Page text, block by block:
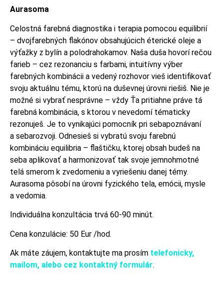
Aurasoma
Celostná farebná diagnostika i terapia pomocou equilibrií
– dvojfarebných flakónov obsahujúcich éterické oleje a
výťažky z bylín a polodrahokamov. Naša duša hovorí rečou
farieb – cez rezonanciu s farbami, intuitívny výber
farebných kombinácii a vedený rozhovor vieš identifikovať
svoju aktuálnu tému, ktorú na duševnej úrovni riešiš. Nie je
možné si vybrať nesprávne – vždy Ťa pritiahne práve tá
farebná kombinácia, s ktorou v nevedomí tématicky
rezonuješ. Je to vynikajúci pomocník pri sebapoznávaní
a sebarozvoji. Odnesieš si vybratú svoju farebnú
kombináciu equilibria – flaštičku, ktorej obsah budeš na
seba aplikovať a harmonizovať tak svoje jemnohmotné
telá smerom k zvedomeniu a vyriešeniu danej témy.
Aurasoma pôsobí na úrovni fyzického tela, emócii, mysle
a vedomia.
Individuálna konzultácia trvá 60-90 minút.
Cena konzulácie: 50 Eur /hod.
Ak máte záujem, kontaktujte ma prosím telefonicky,
mailom, alebo cez kontaktný formulár.